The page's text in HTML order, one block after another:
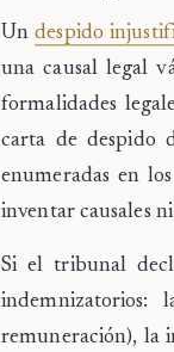
Undespido
una causal legal
formalidades
carta de despido
enumeradas en
inventar causales
Si el tribunal
indemnizatorios:
remuneración), la